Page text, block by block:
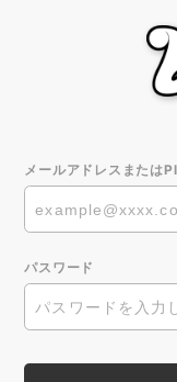
メールアドレスまたは
パスワード